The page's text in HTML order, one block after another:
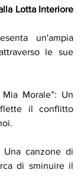
Lotta Interiore
un'ampia
le sue
Mia Morale”: Un
il conflitto
Una canzone di
di sminuire il